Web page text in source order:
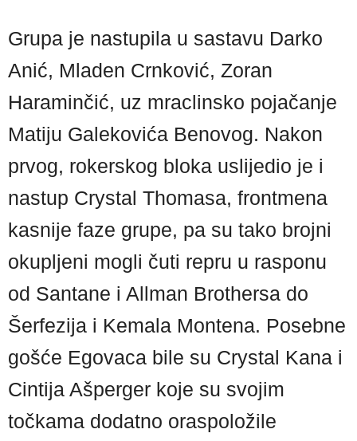
Grupa je nastupila u sastavu Darko
Anić, Mladen Crnković, Zoran
Haraminčić, uz mraclinsko pojačanje
Matiju Galekovića Benovog. Nakon
prvog, rokerskog bloka uslijedio je i
nastup Crystal Thomasa, frontmena
kasnije faze grupe, pa su tako brojni
okupljeni mogli čuti repru u rasponu
od Santane i Allman Brothersa do
Šerfezija i Kemala Montena. Posebne
gošće Egovaca bile su Crystal Kana i
Cintija Ašperger koje su svojim
točkama dodatno oraspoložile